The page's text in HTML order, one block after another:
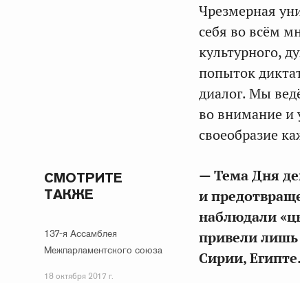
Чрезмерная
себя во всём
культурного,
попыток
диалог. Мы
во внимание и
своеобразие
СМОТРИТЕ
ТАКЖЕ
137-я Ассамблея
Межпарламентского союза
18 октября 2017 г.
— Тема Дня
и
наблюдали
привели лишь
Сирии,